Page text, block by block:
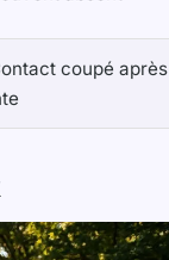
coupé après